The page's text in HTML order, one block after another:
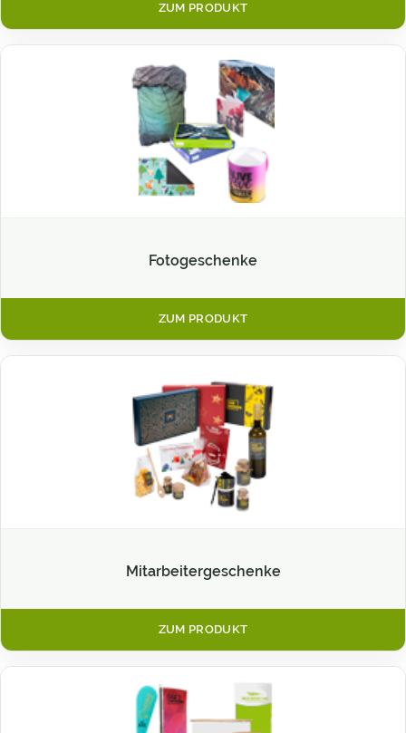
ZUM PRODUKT
Fotogeschenke
ZUM PRODUKT
Mitarbeitergeschenke
ZUM PRODUKT